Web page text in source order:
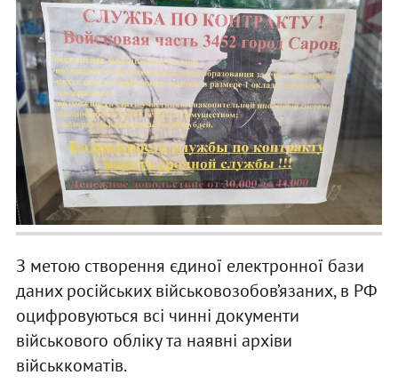
З метою створення єдиної електронної бази
даних російських військовозобов’язаних, в РФ
оцифровуються всі чинні документи
військового обліку та наявні архіви
військкоматів.